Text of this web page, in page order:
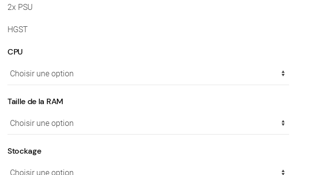
2x PSU
HGST
CPU
Taille de la RAM
Stockage